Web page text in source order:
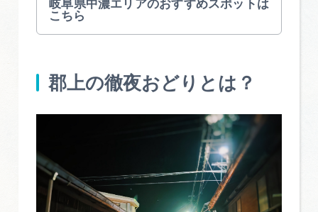
岐阜県中濃エリアのおすすめスポットは
こちら
郡上の徹夜おどりとは？